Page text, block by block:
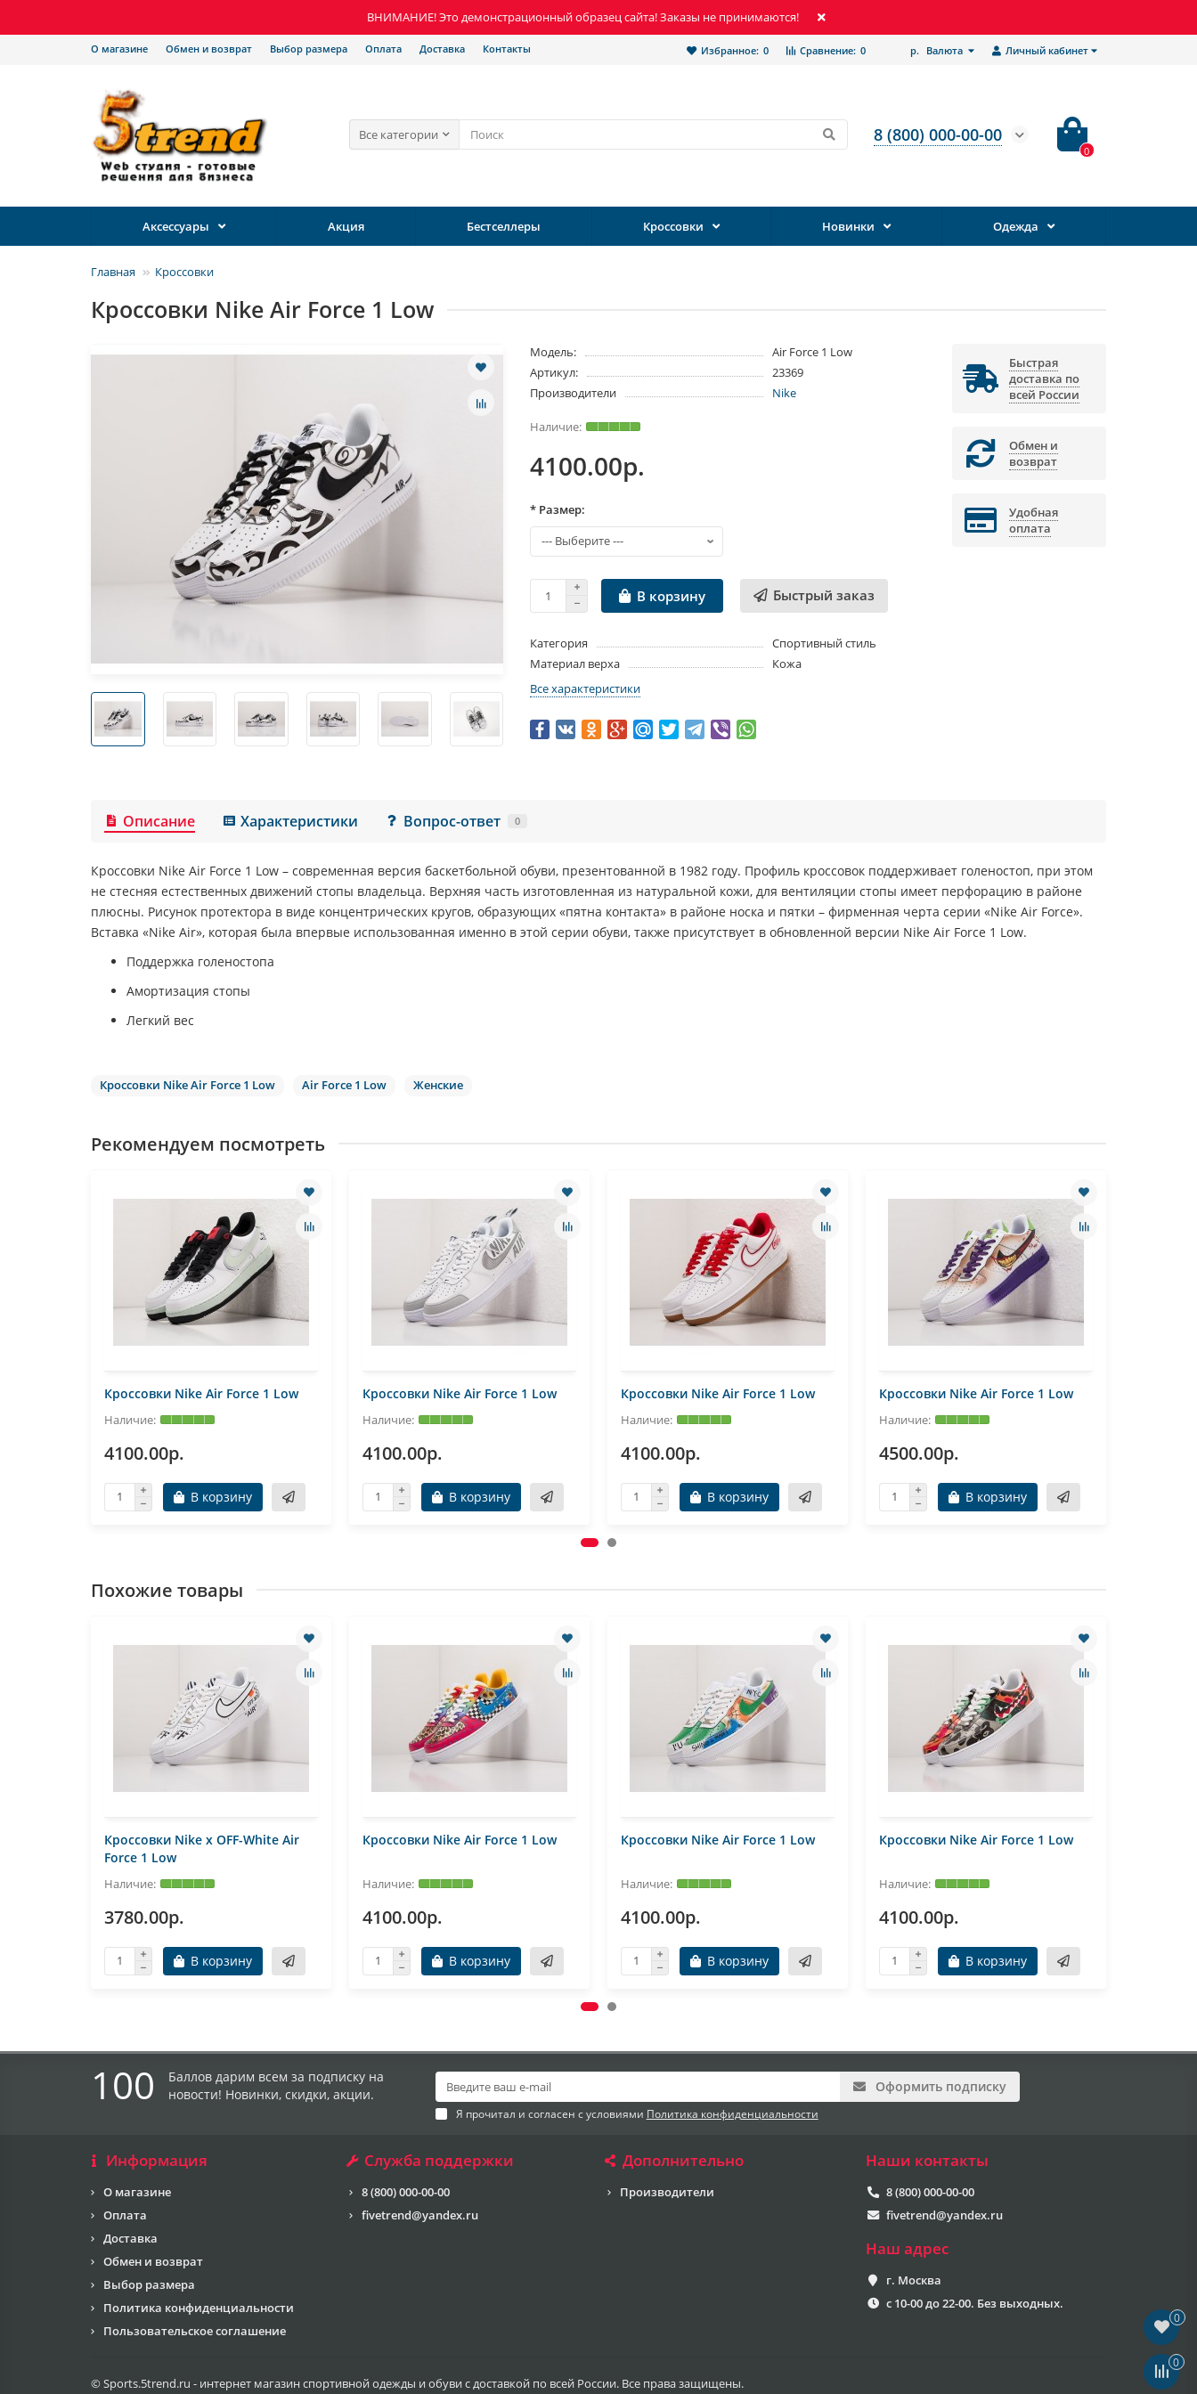
ВНИМАНИЕ! Это демонстрационный образец сайта! Заказы не принимаются!
Личный кабинет
р. Валюта
Сравнение: 0
Избранное: 0
О магазине Обмен и возврат Выбор размера Оплата Доставка Контакты
Все категории 8 (800) 000-00-00
0
Аксессуары Акция Бестселлеры Кроссовки Новинки Одежда
Главная Кроссовки
Кроссовки Nike Air Force 1 Low
Модель:
Air Force 1 Low
Артикул:
23369
Производители
Nike
4100.00р.
* Размер:
В корзину Быстрый заказ
Категория
Спортивный стиль
Материал верха
Кожа
Все характеристики
Быстрая
доставка по
всей России
Обмен и
возврат
Удобная
оплата
Описание Характеристики Вопрос-ответ 0
Кроссовки Nike Air Force 1 Low – современная версия баскетбольной обуви, презентованной в 1982 году. Профиль кроссовок поддерживает голеностоп, при этом
не стесняя естественных движений стопы владельца. Верхняя часть изготовленная из натуральной кожи, для вентиляции стопы имеет перфорацию в районе
плюсны. Рисунок протектора в виде концентрических кругов, образующих «пятна контакта» в районе носка и пятки – фирменная черта серии «Nike Air Force».
Вставка «Nike Air», которая была впервые использованная именно в этой серии обуви, также присутствует в обновленной версии Nike Air Force 1 Low.
Поддержка голеностопа
Амортизация стопы
Легкий вес
Кроссовки Nike Air Force 1 Low Air Force 1 Low Женские
Рекомендуем посмотреть
Кроссовки Nike Air Force 1 Low
4100.00р.
В корзину
Кроссовки Nike Air Force 1 Low
4100.00р.
В корзину
Кроссовки Nike Air Force 1 Low
4100.00р.
В корзину
Кроссовки Nike Air Force 1 Low
4500.00р.
В корзину
Похожие товары
Кроссовки Nike x OFF-White Air
Force 1 Low
3780.00р.
В корзину
Кроссовки Nike Air Force 1 Low
4100.00р.
В корзину
Кроссовки Nike Air Force 1 Low
4100.00р.
В корзину
Кроссовки Nike Air Force 1 Low
4100.00р.
В корзину
100
Баллов дарим всем за подписку на
новости! Новинки, скидки, акции.
Оформить подписку
Я прочитал и согласен с условиями Политика конфиденциальности
Информация
О магазине
Оплата
Доставка
Обмен и возврат
Выбор размера
Политика конфиденциальности
Пользовательское соглашение
Служба поддержки
8 (800) 000-00-00
fivetrend@yandex.ru
Дополнительно
Производители
Наши контакты
8 (800) 000-00-00
fivetrend@yandex.ru
Наш адрес
г. Москва
с 10-00 до 22-00. Без выходных.
© Sports.5trend.ru - интернет магазин спортивной одежды и обуви с доставкой по всей России. Все права защищены.
0
0